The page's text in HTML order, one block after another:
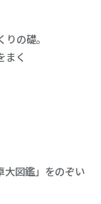
の礎。
まく
大図鑑」をのぞい